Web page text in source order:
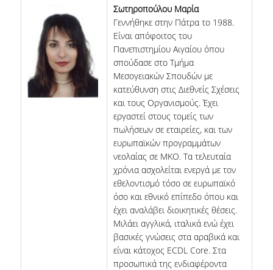
Σωτηροπούλου Μαρία
Γεννήθηκε στην Πάτρα το 1988.
Είναι απόφοιτος του
Πανεπιστημίου Αιγαίου όπου
σπούδασε στο Τμήμα
Μεσογειακών Σπουδών με
κατεύθυνση στις Διεθνείς Σχέσεις
και τους Οργανισμούς. Έχει
εργαστεί στους τομείς των
πωλήσεων σε εταιρείες, και των
ευρωπαϊκών προγραμμάτων
νεολαίας σε ΜΚΟ. Τα τελευταία
χρόνια ασχολείται ενεργά με τον
εθελοντισμό τόσο σε ευρωπαϊκό
όσο και εθνικό επίπεδο όπου και
έχει αναλάβει διοικητικές θέσεις.
Μιλάει αγγλικά, ιταλικά ενώ έχει
βασικές γνώσεις στα αραβικά και
είναι κάτοχος ECDL Core. Στα
προσωπικά της ενδιαφέροντα